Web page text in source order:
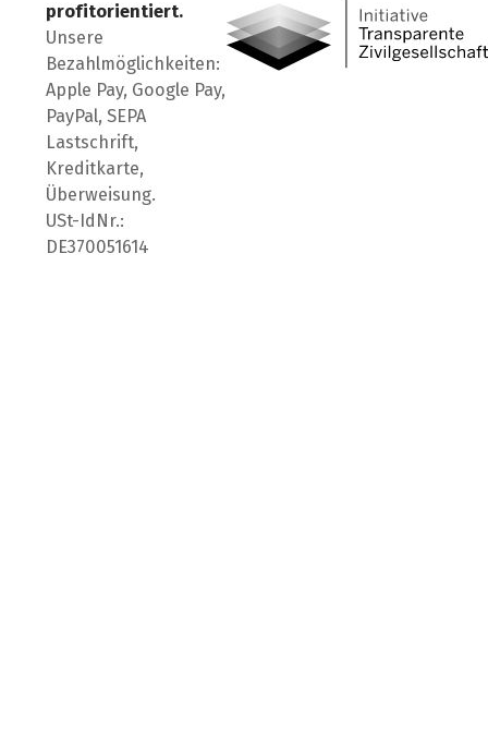
profitorientiert.
Unsere
Bezahlmöglichkeiten:
Apple Pay, Google Pay,
PayPal, SEPA
Lastschrift,
Kreditkarte,
Überweisung.
USt-IdNr.:
DE370051614